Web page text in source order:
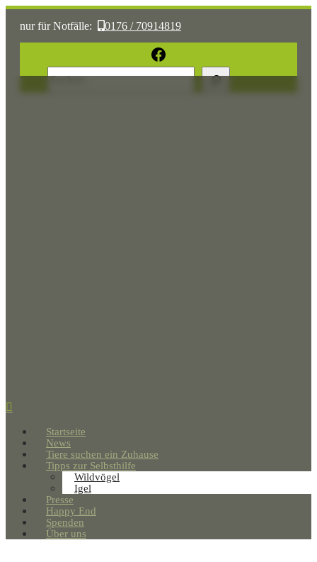
nur für Notfälle: 0176 / 70914819
Sonst: tierhilfe.wolfsburg@t-online.de
Facebook
Startseite
News
Tiere suchen ein Zuhause
Tipps zur Selbsthilfe
Wildvögel
Igel
Presse
Happy End
Spenden
Über uns